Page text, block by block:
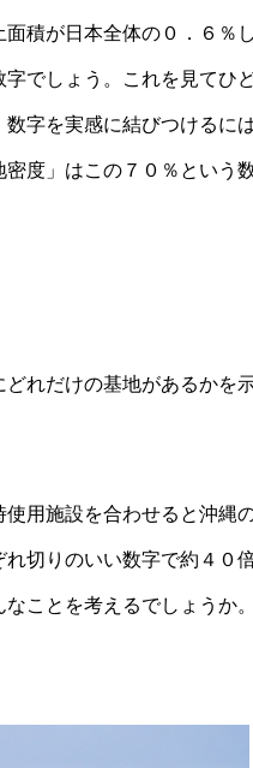
積が日本全体の０．６％
でしょう。これを見てひ
字を実感に結びつけるに
度」はこの７０％という
れだけの基地があるかを
用施設を合わせると沖縄
切りのいい数字で約４０
ことを考えるでしょうか